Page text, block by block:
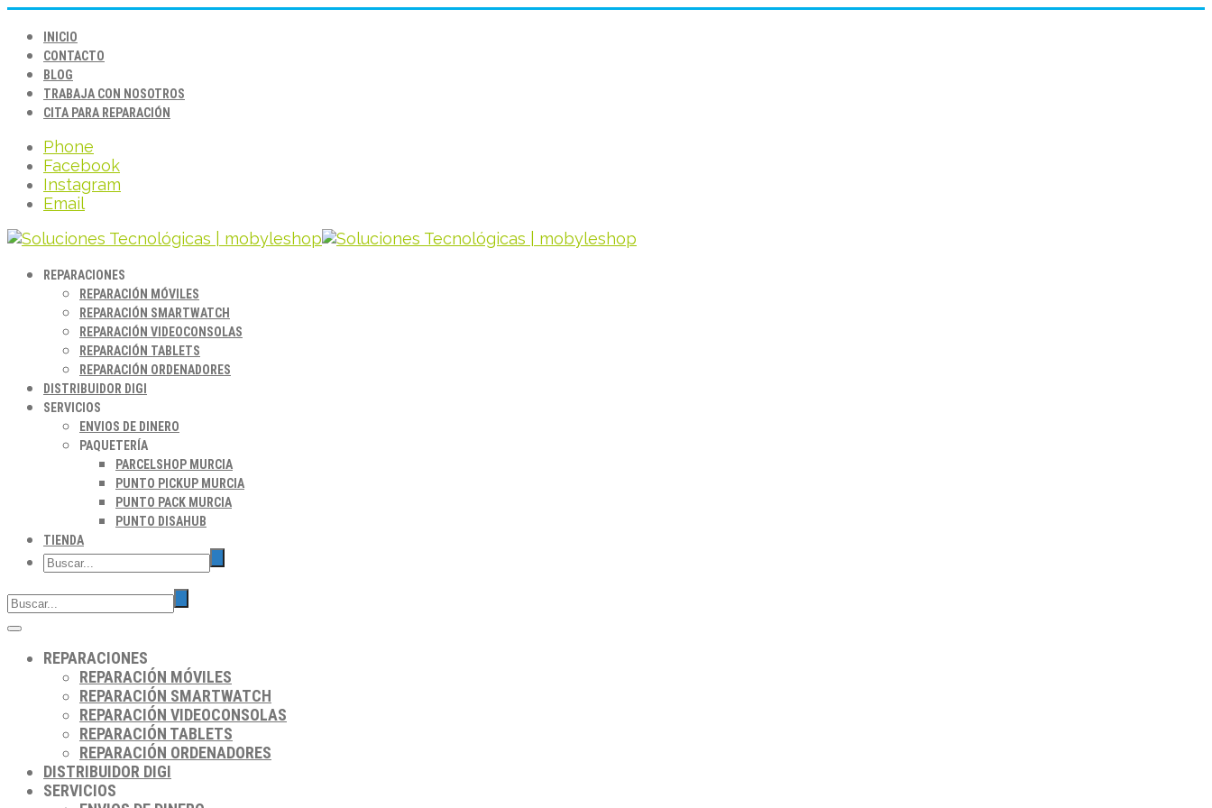
INICIO
CONTACTO
BLOG
TRABAJA CON NOSOTROS
CITA PARA REPARACIÓN
Phone
Facebook
Instagram
Email
REPARACIONES
REPARACIÓN MÓVILES
REPARACIÓN SMARTWATCH
REPARACIÓN VIDEOCONSOLAS
REPARACIÓN TABLETS
REPARACIÓN ORDENADORES
DISTRIBUIDOR DIGI
SERVICIOS
ENVIOS DE DINERO
PAQUETERÍA
PARCELSHOP MURCIA
PUNTO PICKUP MURCIA
PUNTO PACK MURCIA
PUNTO DISAHUB
TIENDA
REPARACIONES
REPARACIÓN MÓVILES
REPARACIÓN SMARTWATCH
REPARACIÓN VIDEOCONSOLAS
REPARACIÓN TABLETS
REPARACIÓN ORDENADORES
DISTRIBUIDOR DIGI
SERVICIOS